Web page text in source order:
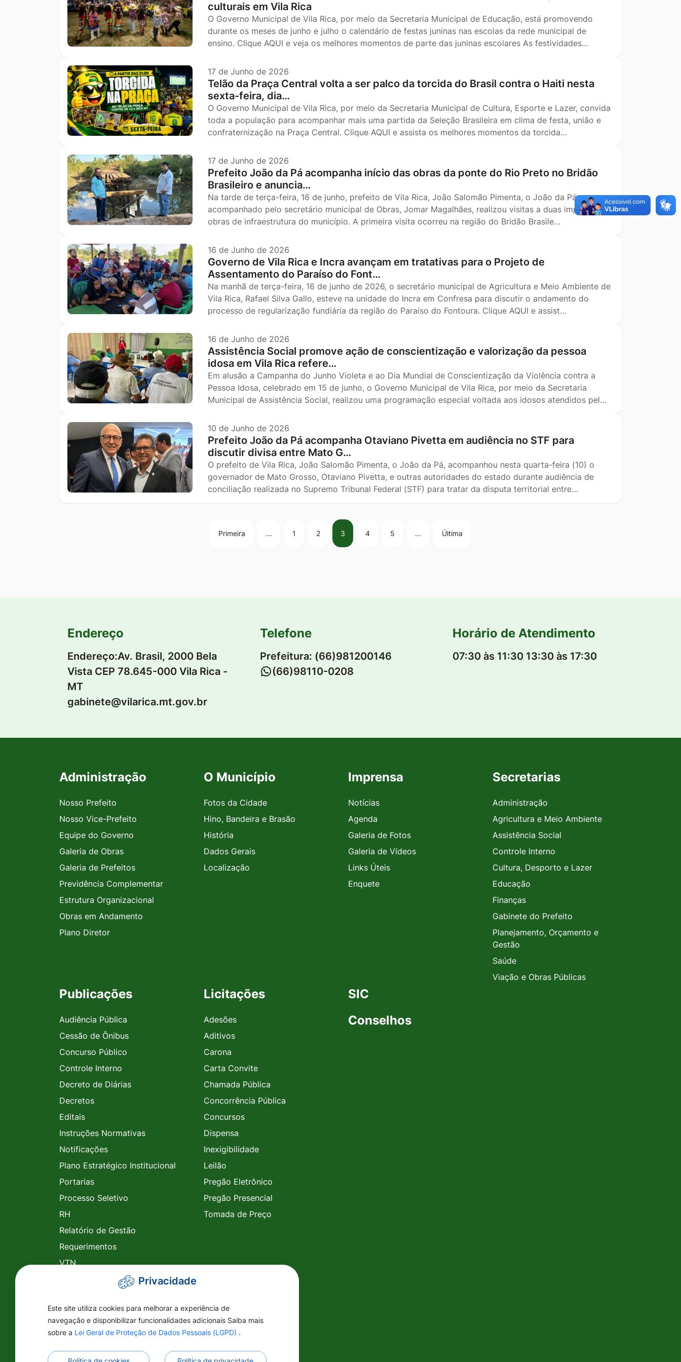
culturais em Vila Rica
O Governo Municipal de Vila Rica, por meio da Secretaria Municipal de Educação, está promovendo
durante os meses de junho e julho o calendário de festas juninas nas escolas da rede municipal de
ensino. Clique AQUI e veja os melhores momentos de parte das juninas escolares As festividades…
17 de Junho de 2026
Telão da Praça Central volta a ser palco da torcida do Brasil contra o Haiti nesta
sexta-feira, dia…
O Governo Municipal de Vila Rica, por meio da Secretaria Municipal de Cultura, Esporte e Lazer, convida
toda a população para acompanhar mais uma partida da Seleção Brasileira em clima de festa, união e
confraternização na Praça Central. Clique AQUI e assista os melhores momentos da torcida…
17 de Junho de 2026
Prefeito João da Pá acompanha início das obras da ponte do Rio Preto no Bridão
Brasileiro e anuncia…
Na tarde de terça-feira, 16 de junho, prefeito de Vila Rica, João Salomão Pimenta, o João da Pá,
acompanhado pelo secretário municipal de Obras, Jomar Magalhães, realizou visitas a duas importantes
obras de infraestrutura do município. A primeira visita ocorreu na região do Bridão Brasile…
16 de Junho de 2026
Governo de Vila Rica e Incra avançam em tratativas para o Projeto de
Assentamento do Paraíso do Font…
Na manhã de terça-feira, 16 de junho de 2026, o secretário municipal de Agricultura e Meio Ambiente de
Vila Rica, Rafael Silva Gallo, esteve na unidade do Incra em Confresa para discutir o andamento do
processo de regularização fundiária da região do Paraíso do Fontoura. Clique AQUI e assist…
16 de Junho de 2026
Assistência Social promove ação de conscientização e valorização da pessoa
idosa em Vila Rica refere…
Em alusão a Campanha do Junho Violeta e ao Dia Mundial de Conscientização da Violência contra a
Pessoa Idosa, celebrado em 15 de junho, o Governo Municipal de Vila Rica, por meio da Secretaria
Municipal de Assistência Social, realizou uma programação especial voltada aos idosos atendidos pel…
10 de Junho de 2026
Prefeito João da Pá acompanha Otaviano Pivetta em audiência no STF para
discutir divisa entre Mato G…
O prefeito de Vila Rica, João Salomão Pimenta, o João da Pá, acompanhou nesta quarta-feira (10) o
governador de Mato Grosso, Otaviano Pivetta, e outras autoridades do estado durante audiência de
conciliação realizada no Supremo Tribunal Federal (STF) para tratar da disputa territorial entre…
Primeira ... 1 2 3 4 5 ... Última
Endereço
Endereço:Av. Brasil, 2000 Bela
Vista CEP 78.645-000 Vila Rica -
MT
gabinete@vilarica.mt.gov.br
Telefone
Prefeitura: (66)981200146
(66)98110-0208
Horário de Atendimento
07:30 às 11:30 13:30 às 17:30
Seção do Rodapé e Contato
Administração
Nosso Prefeito
Nosso Vice-Prefeito
Equipe do Governo
Galeria de Obras
Galeria de Prefeitos
Previdência Complementar
Estrutura Organizacional
Obras em Andamento
Plano Diretor
O Município
Fotos da Cidade
Hino, Bandeira e Brasão
História
Dados Gerais
Localização
Imprensa
Notícias
Agenda
Galeria de Fotos
Galeria de Vídeos
Links Úteis
Enquete
Secretarias
Administração
Agricultura e Meio Ambiente
Assistência Social
Controle Interno
Cultura, Desporto e Lazer
Educação
Finanças
Gabinete do Prefeito
Planejamento, Orçamento e
Gestão
Saúde
Viação e Obras Públicas
Publicações
Audiência Pública
Cessão de Ônibus
Concurso Público
Controle Interno
Decreto de Diárias
Decretos
Editais
Instruções Normativas
Notificações
Plano Estratégico Institucional
Portarias
Processo Seletivo
RH
Relatório de Gestão
Requerimentos
VTN
Planejamento
Ações das Secretarias
Licitações
Adesões
Aditivos
Carona
Carta Convite
Chamada Pública
Concorrência Pública
Concursos
Dispensa
Inexigibilidade
Leilão
Pregão Eletrônico
Pregão Presencial
Tomada de Preço
SIC
Conselhos
Privacidade
Este site utiliza cookies para melhorar a experiência de
navegação e disponibilizar funcionalidades adicionais Saiba mais
sobre a Lei Geral de Proteção de Dados Pessoais (LGPD) .